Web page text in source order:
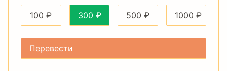
100 ₽ 300 ₽ 500 ₽ 1000 ₽